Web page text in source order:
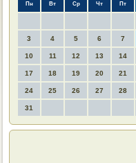
Пн Вт Ср Чт Пт
3 4 5 6 7
10 11 12 13 14
17 18 19 20 21
24 25 26 27 28
31